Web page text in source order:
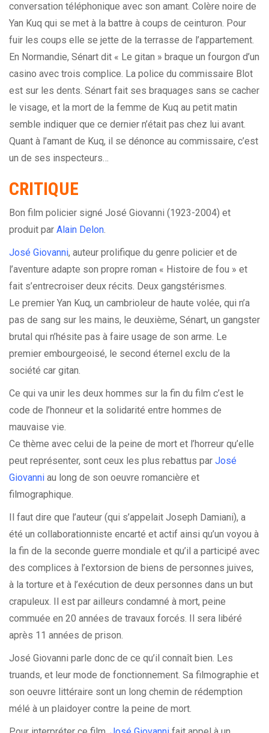
conversation téléphonique avec son amant. Colère noire de
Yan Kuq qui se met à la battre à coups de ceinturon. Pour
fuir les coups elle se jette de la terrasse de l’appartement.
En Normandie, Sénart dit « Le gitan » braque un fourgon d’un
casino avec trois complice. La police du commissaire Blot
est sur les dents. Sénart fait ses braquages sans se cacher
le visage, et la mort de la femme de Kuq au petit matin
semble indiquer que ce dernier n’était pas chez lui avant.
Quant à l’amant de Kuq, il se dénonce au commissaire, c’est
un de ses inspecteurs…
CRITIQUE
Bon film policier signé José Giovanni (1923-2004) et
produit par Alain Delon.
José Giovanni, auteur prolifique du genre policier et de
l’aventure adapte son propre roman « Histoire de fou » et
fait s’entrecroiser deux récits. Deux gangstérismes.
Le premier Yan Kuq, un cambrioleur de haute volée, qui n’a
pas de sang sur les mains, le deuxième, Sénart, un gangster
brutal qui n’hésite pas à faire usage de son arme. Le
premier embourgeoisé, le second éternel exclu de la
société car gitan.
Ce qui va unir les deux hommes sur la fin du film c’est le
code de l’honneur et la solidarité entre hommes de
mauvaise vie.
Ce thème avec celui de la peine de mort et l’horreur qu’elle
peut représenter, sont ceux les plus rebattus par José
Giovanni au long de son oeuvre romancière et
filmographique.
Il faut dire que l’auteur (qui s’appelait Joseph Damiani), a
été un collaborationniste encarté et actif ainsi qu’un voyou à
la fin de la seconde guerre mondiale et qu’il a participé avec
des complices à l’extorsion de biens de personnes juives,
à la torture et à l’exécution de deux personnes dans un but
crapuleux. Il est par ailleurs condamné à mort, peine
commuée en 20 années de travaux forcés. Il sera libéré
après 11 années de prison.
José Giovanni parle donc de ce qu’il connaît bien. Les
truands, et leur mode de fonctionnement. Sa filmographie et
son oeuvre littéraire sont un long chemin de rédemption
mélé à un plaidoyer contre la peine de mort.